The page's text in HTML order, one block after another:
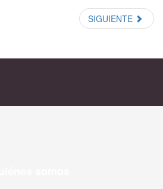
SIGUIENTE